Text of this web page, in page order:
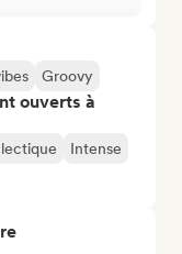
Groovy
ouverts à
Intense